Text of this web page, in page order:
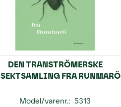
DEN TRANSTRÖMERSKE
FRA RUNMARÖ
Model/varenr.: 5313